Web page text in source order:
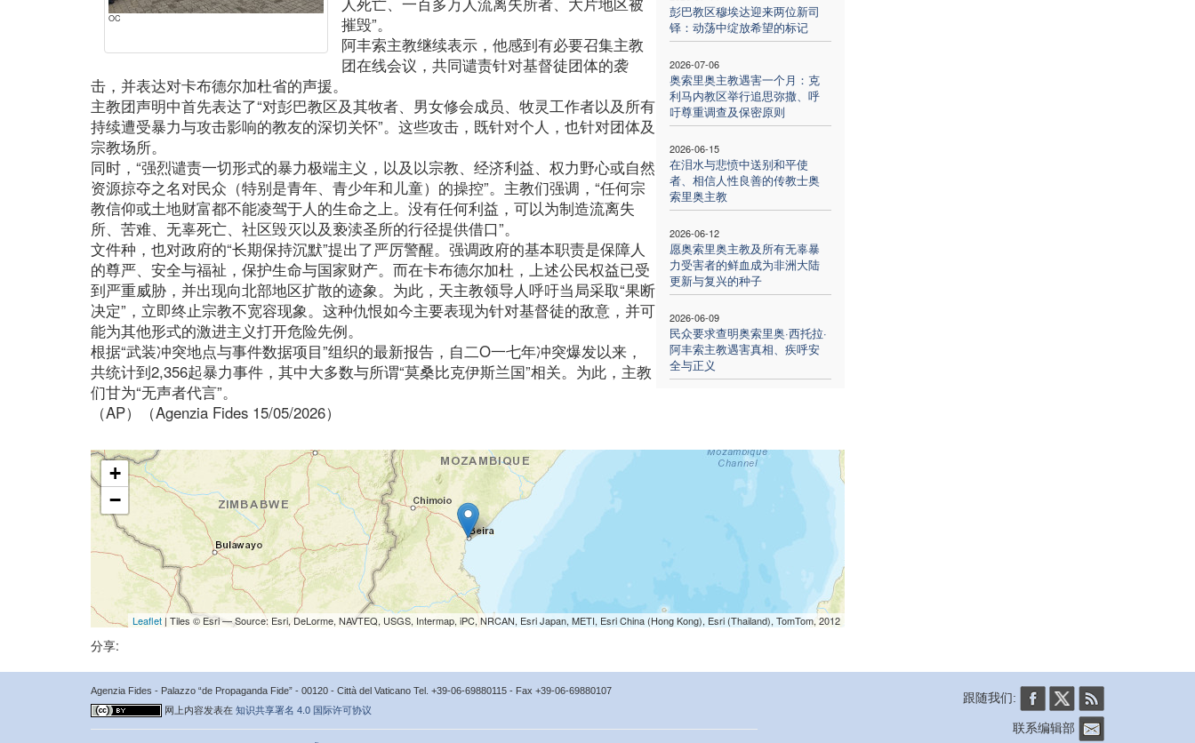
OC
彭巴教区穆埃达迎来两位新司
铎：动荡中绽放希望的标记
2026-07-06
奥索里奥主教遇害一个月：克
利马内教区举行追思弥撒、呼
吁尊重调查及保密原则
2026-06-15
在泪水与悲愤中送别和平使
者、相信人性良善的传教士奥
索里奥主教
2026-06-12
愿奥索里奥主教及所有无辜暴
力受害者的鲜血成为非洲大陆
更新与复兴的种子
2026-06-09
民众要求查明奥索里奥·西托拉·
阿丰索主教遇害真相、疾呼安
全与正义
摧毁”。
阿丰索主教继续表示，他感到有必要召集主教
团在线会议，共同谴责针对基督徒团体的袭
击，并表达对卡布德尔加杜省的声援。
主教团声明中首先表达了“对彭巴教区及其牧者、男女修会成员、牧灵工作者以及所有
持续遭受暴力与攻击影响的教友的深切关怀”。这些攻击，既针对个人，也针对团体及
宗教场所。
同时，“强烈谴责一切形式的暴力极端主义，以及以宗教、经济利益、权力野心或自然
资源掠夺之名对民众（特别是青年、青少年和儿童）的操控”。主教们强调，“任何宗
教信仰或土地财富都不能凌驾于人的生命之上。没有任何利益，可以为制造流离失
所、苦难、无辜死亡、社区毁灭以及亵渎圣所的行径提供借口”。
文件种，也对政府的“长期保持沉默”提出了严厉警醒。强调政府的基本职责是保障人
的尊严、安全与福祉，保护生命与国家财产。而在卡布德尔加杜，上述公民权益已受
到严重威胁，并出现向北部地区扩散的迹象。为此，天主教领导人呼吁当局采取“果断
决定”，立即终止宗教不宽容现象。这种仇恨如今主要表现为针对基督徒的敌意，并可
能为其他形式的激进主义打开危险先例。
根据“武装冲突地点与事件数据项目”组织的最新报告，自二O一七年冲突爆发以来，
共统计到2,356起暴力事件，其中大多数与所谓“莫桑比克伊斯兰国”相关。为此，主教
们甘为“无声者代言”。
（AP）（Agenzia Fides 15/05/2026）
+
−
Leaflet| Tiles © Esri — Source: Esri, DeLorme, NAVTEQ, USGS, Intermap, iPC, NRCAN, Esri Japan, METI, Esri China (Hong Kong), Esri (Thailand), TomTom, 2012
分享:
Agenzia Fides - Palazzo “de Propaganda Fide” - 00120 - Città del Vaticano Tel. +39-06-69880115 - Fax +39-06-69880107
网上内容发表在 知识共享署名 4.0 国际许可协议
跟随我们:
联系编辑部